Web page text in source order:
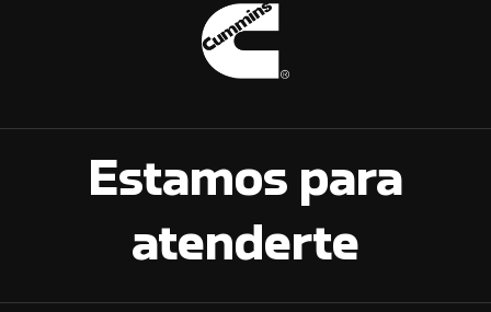
Estamos para
atenderte